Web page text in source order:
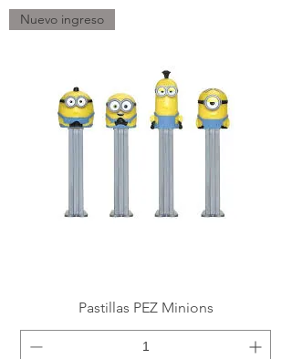
Nuevo ingreso
Pastillas PEZ Minions